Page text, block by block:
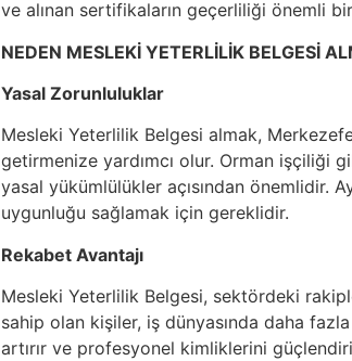
ve alınan sertifikaların geçerliliği önemli
NEDEN MESLEKİ YETERLİLİK BELGESİ
Yasal Zorunluluklar
Mesleki Yeterlilik Belgesi almak,
getirmenize yardımcı olur. Orman işçiliği
yasal yükümlülükler açısından önemlidir.
uygunluğu sağlamak için gereklidir.
Rekabet Avantajı
Mesleki Yeterlilik Belgesi, sektördeki
sahip olan kişiler, iş dünyasında daha
artırır ve profesyonel kimliklerini